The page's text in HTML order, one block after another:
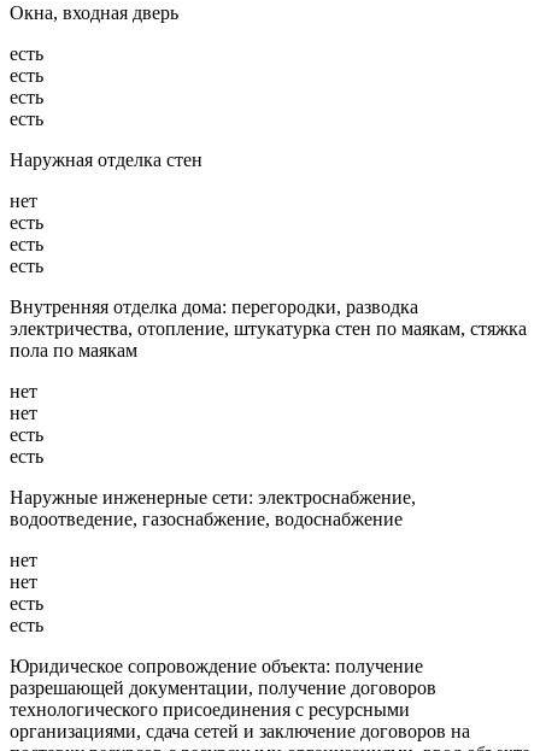
Окна, входная дверь
есть
есть
есть
есть
Наружная отделка стен
нет
есть
есть
есть
Внутренняя отделка дома: перегородки, разводка
электричества, отопление, штукатурка стен по маякам, стяжка
пола по маякам
нет
нет
есть
есть
Наружные инженерные сети: электроснабжение,
водоотведение, газоснабжение, водоснабжение
нет
нет
есть
есть
Юридическое сопровождение объекта: получение
разрешающей документации, получение договоров
технологического присоединения с ресурсными
организациями, сдача сетей и заключение договоров на